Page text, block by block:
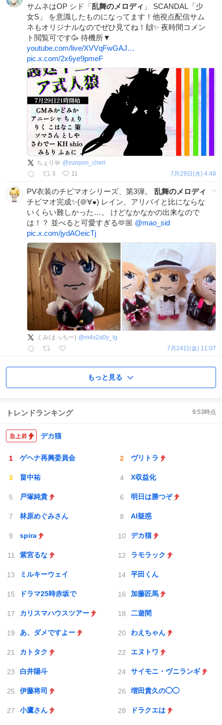
サムネはOP シド「乱舞のメロディ 」 SCANDAL「少
女S」 を意識したものになってます！他視点配信サム
ネもオリジナルなのでぜひ見てね！🙌✨ 夜時間コメン
ト閲覧可です🥳 待機所▼
youtube.com/live/XVVqFwGAJ…
pic.x.com/2x6ye9pmeF
ちぇり📛 @zunpon_cheri
3
11 7月29日(水) 4:48
PV衣装のチビマオシリーズ、第3弾。 乱舞のメロディ
チビマオ完成✨️(＠∀●) レイン、アリバイと比にならな
いくらい難しかった…。 けどなかなかの出来なので
は！？ 並べると可愛すぎる🫶🏼 @mao_sid
pic.x.com/jydAOeicTj
くみ(まっちー) @m4s2a0y_ig
7月24日(金) 11:07
もっと見る
トレンドランキング 9:53時点
デカ猫
ゲヘナ再興委員会 ヴリトラ
畠中祐 X収益化
戸塚純貴 明日は勝つぞ
林原めぐみさん AI疑惑
spira デカ猫
紫宮るな ラモラック
ミルキーウェイ 平田くん
ドラマ25時赤坂で 加藤匠馬
カリスマハウスツアー 二遊間
あ、ダメですよー わえちゃん
カトタク エヌトワ
白井陽斗 サイモニ・ヴニランギ
伊藤将司 増田貴久の◯◯
小鷹さん ドラクエは